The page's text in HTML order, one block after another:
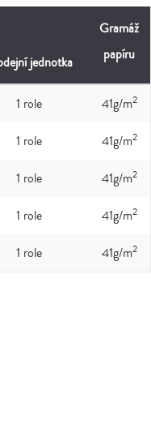
jednotka
Gramáž
papíru
1 role 41g/m2
1 role 41g/m2
1 role 41g/m2
1 role 41g/m2
1 role 41g/m2